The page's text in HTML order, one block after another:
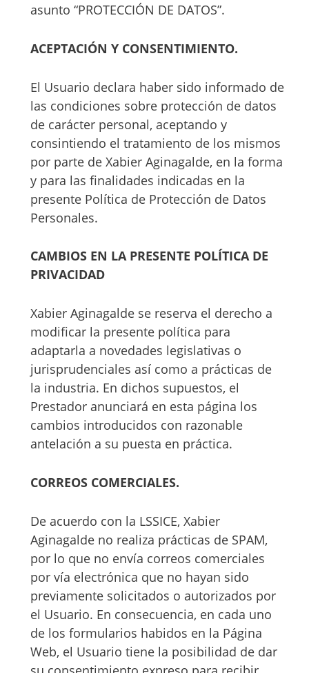
asunto “PROTECCIÓN DE DATOS”.
ACEPTACIÓN Y CONSENTIMIENTO.
El Usuario declara haber sido informado de
las condiciones sobre protección de datos
de carácter personal, aceptando y
consintiendo el tratamiento de los mismos
por parte de Xabier Aginagalde, en la forma
y para las finalidades indicadas en la
presente Política de Protección de Datos
Personales.
CAMBIOS EN LA PRESENTE POLÍTICA DE
PRIVACIDAD
Xabier Aginagalde se reserva el derecho a
modificar la presente política para
adaptarla a novedades legislativas o
jurisprudenciales así como a prácticas de
la industria. En dichos supuestos, el
Prestador anunciará en esta página los
cambios introducidos con razonable
antelación a su puesta en práctica.
CORREOS COMERCIALES.
De acuerdo con la LSSICE, Xabier
Aginagalde no realiza prácticas de SPAM,
por lo que no envía correos comerciales
por vía electrónica que no hayan sido
previamente solicitados o autorizados por
el Usuario. En consecuencia, en cada uno
de los formularios habidos en la Página
Web, el Usuario tiene la posibilidad de dar